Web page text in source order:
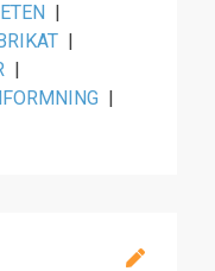
|
|
|
|